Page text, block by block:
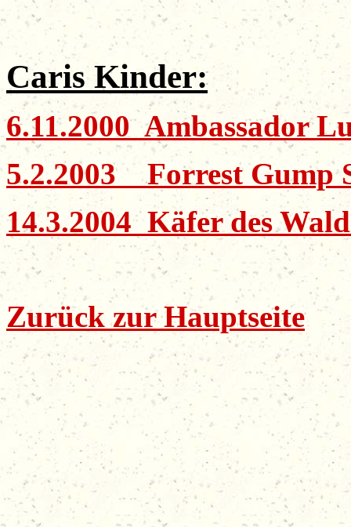
Caris Kinder:
6.11.2000 Ambassador
5.2.2003 Forrest Gump
14.3.2004 Käfer des
Zurück zur Hauptseite